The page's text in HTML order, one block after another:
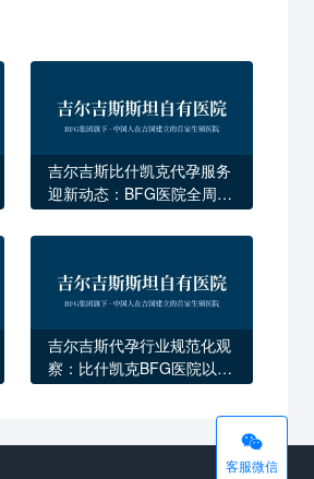
吉尔吉斯比什凯克代孕服务
迎新动态：BFG医院全周期
吉尔吉斯代孕行业规范化观
察：比什凯克BFG医院以自

客服微信